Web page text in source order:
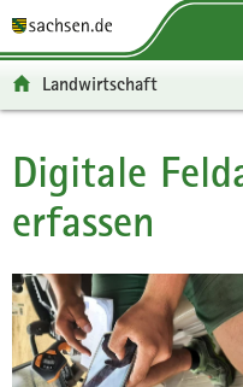
t
ü
e
g
e
i
t
n
v
g
i
p
n
a
t
t
-
e
e
c
h
Landwirtschaft
Hauptinhalt
Digitale
erfassen